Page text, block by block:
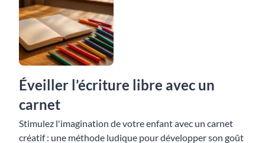
Éveiller l’écriture libre avec un
carnet
Stimulez l'imagination de votre enfant avec un carnet
créatif : une méthode ludique pour développer son goût